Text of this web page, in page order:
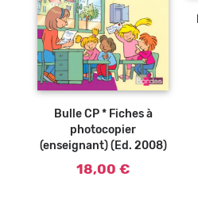
Ajouter au
Bulle CP * Fiches à
photocopier
(enseignant) (Ed. 2008)
18,00 €